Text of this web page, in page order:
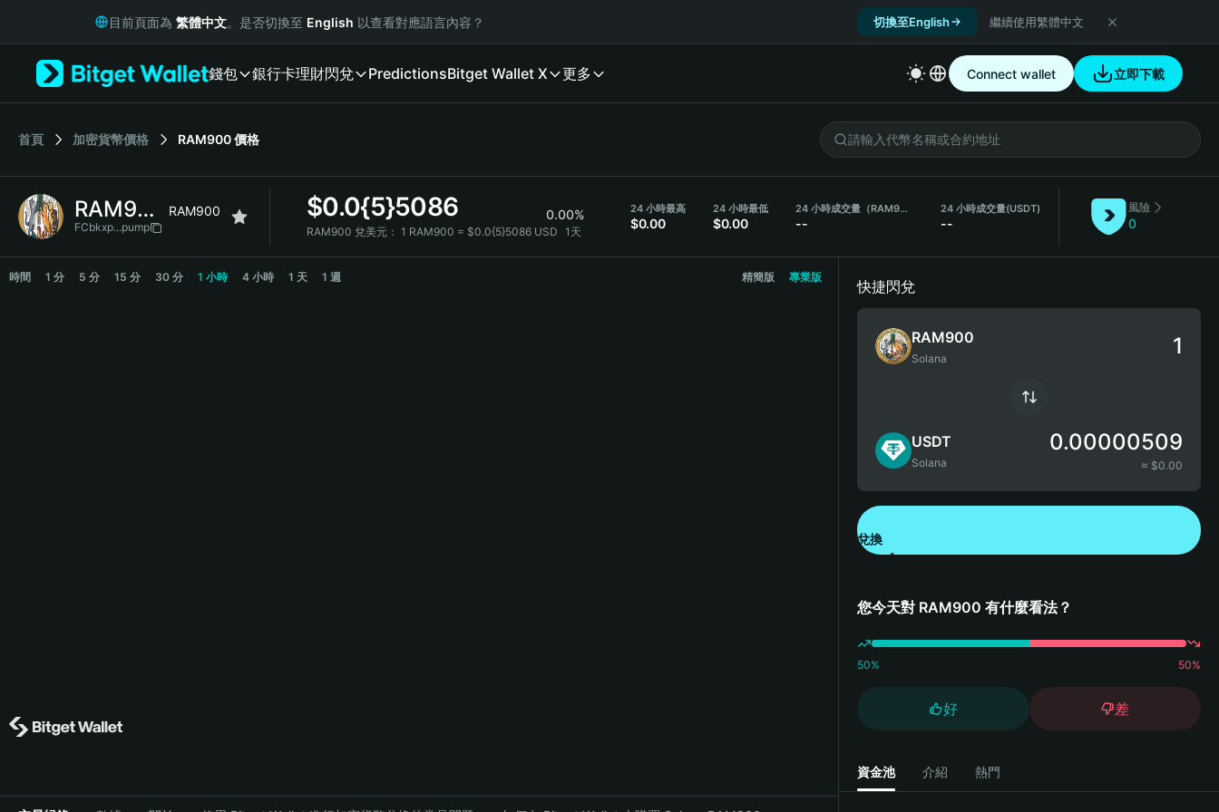
Русский
Italiano
简体中文
繁體中文
Bahasa Indonesia
目前頁面為 繁體中文。是否切換至 English 以查看對應語言內容？ 切換至English 繼續使用繁體中文
錢包 銀行卡理財閃兌 PredictionsBitget Wallet X 更多 Connect wallet 立即下載
首頁 加密貨幣價格 RAM900價格
RAM900 RAM900
FCbkxp...pump
$0.0{5}5086 0.00%
RAM900 兌美元： 1 RAM900 = $0.0{5}5086 USD 1天
24 小時最高
$0.00
24 小時最低
$0.00
24 小時成交量（RAM900）
--
24 小時成交量(USDT)
--
風險
0
RAM900 Price Chart
時間 1 分 5 分 15 分 30 分 1 小時 4 小時 1 天 1 週 精簡版 專業版
快捷閃兌
RAM900
Solana
USDT
Solana
0.00000509
≈ $0.00
兌換
您今天對 RAM900 有什麼看法？
50% 50%
好 差
資金池 介紹 熱門